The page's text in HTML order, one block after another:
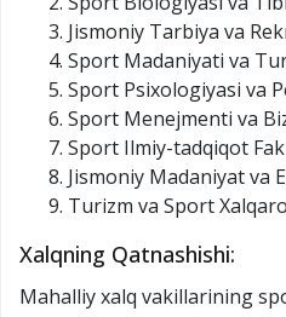
Jismoniy Tarbiya va
Sport Madaniyati va
Sport Psixologiyasi va
Sport Menejmenti va
Sport Ilmiy-tadqiqot
Jismoniy Madaniyat va
Turizm va Sport
Xalqning Qatnashishi:
Mahalliy xalq vakillarining